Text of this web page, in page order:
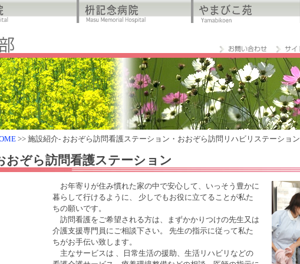
>> 施設紹介- おおぞら訪問看護ステーション・おおぞら訪問リハビリステーション
おぞら訪問看護ステーション
お年寄りが住み慣れた家の中で安心して、いっそう豊かに
暮らして行けるように、 少しでもお役に立てることが私た
ちの願いです。
訪問看護をご希望される方は、まずかかりつけの先生又は
介護支援専門員にご相談下さい。 先生の指示に従って私た
ちがお手伝い致します。
主なサービスは 、日常生活の援助、生活リハビリなどの